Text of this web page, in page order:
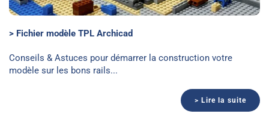
> Fichier modèle TPL Archicad
Conseils & Astuces pour démarrer la construction votre
modèle sur les bons rails...
> Lire la suite